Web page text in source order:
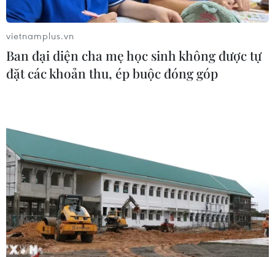
ninh mạng Việt Nam: Những thông
điệp thiết thực về an toàn số
công nghệ trở thành trụ cột mới của
nền đối ngoại Việt Nam
05/08/2026 14:56
Xem thêm
vietnamplus.vn
Ban đại diện cha mẹ học sinh không được tự
đặt các khoản thu, ép buộc đóng góp